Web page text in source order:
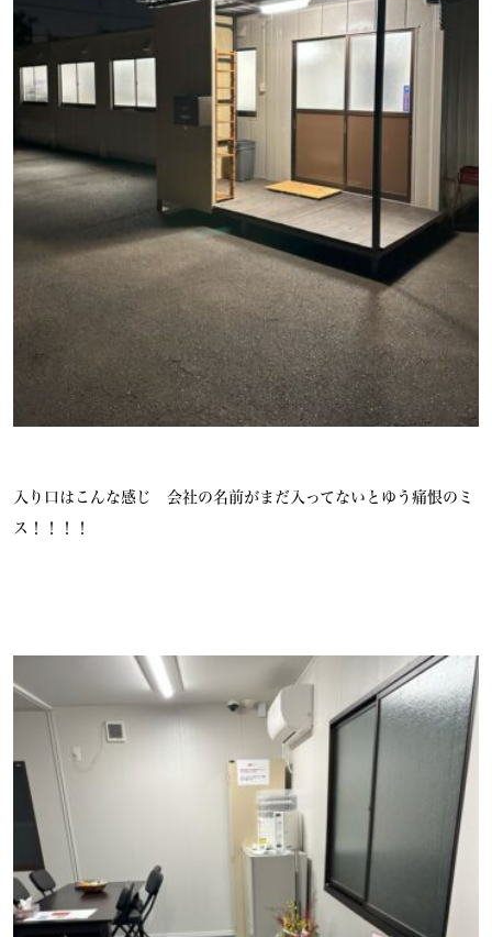
入り口はこんな感じ 会社の名前がまだ入ってないとゆう痛恨のミ
ス！！！！